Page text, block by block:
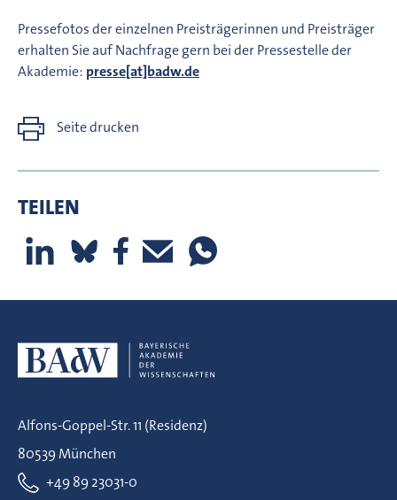
Pressefotos der einzelnen Preisträgerinnen und Preisträger
erhalten Sie auf Nachfrage gern bei der Pressestelle der
Akademie: presse[at]badw.de
Seite drucken
TEILEN
Alfons-Goppel-Str. 11 (Residenz)
80539 München
+49 89 23031-0